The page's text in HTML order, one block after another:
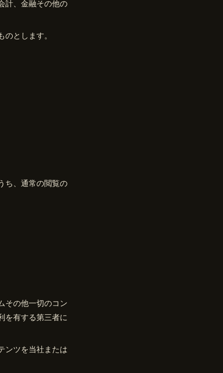
計、金融その他の
とします。
ち、通常の閲覧の
その他一切のコン
を有する第三者に
ンツを当社または